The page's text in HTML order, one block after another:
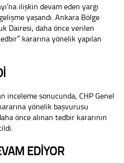
ilişkin devam eden yargı
yaşandı. Ankara Bölge
Dairesi, daha önce verilen
kararına yönelik yapılan
inceleme sonucunda, CHP Genel
yönelik başvurusu
önce alınan tedbir kararının
EDİYOR